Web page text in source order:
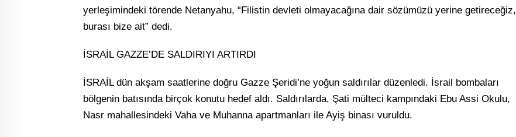
yerleşimindeki törende Netanyahu, “Filistin devleti olmayacağına dair sözümüzü yerine getireceğiz,
burası bize ait” dedi.
İSRAİL GAZZE’DE SALDIRIYI ARTIRDI
İSRAİL dün akşam saatlerine doğru Gazze Şeridi’ne yoğun saldırılar düzenledi. İsrail bombaları
bölgenin batısında birçok konutu hedef aldı. Saldırılarda, Şati mülteci kampındaki Ebu Assi Okulu,
Nasr mahallesindeki Vaha ve Muhanna apartmanları ile Ayiş binası vuruldu.